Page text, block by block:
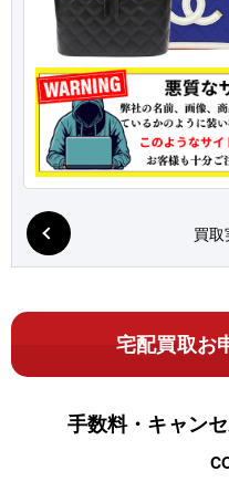
買
宅配買取お
手数料・キャン